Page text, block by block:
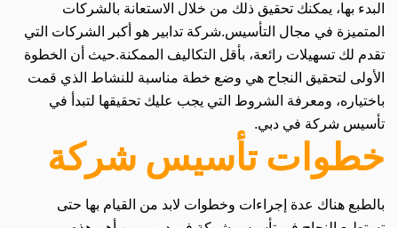
البدء بها، يمكنك تحقيق ذلك من خلال الاستعانة بالشركات
المتميزة في مجال التأسيس.شركة تدابير هو أكبر الشركات التي
تقدم لك تسهيلات رائعة، بأقل التكاليف الممكنة.حيث أن الخطوة
الأولى لتحقيق النجاح هي وضع خطة مناسبة للنشاط الذي قمت
باختياره، ومعرفة الشروط التي يجب عليك تحقيقها لتبدأ في
تأسيس شركة في دبي.
خطوات تأسيس شركة
بالطبع هناك عدة إجراءات وخطوات لابد من القيام بها حتى